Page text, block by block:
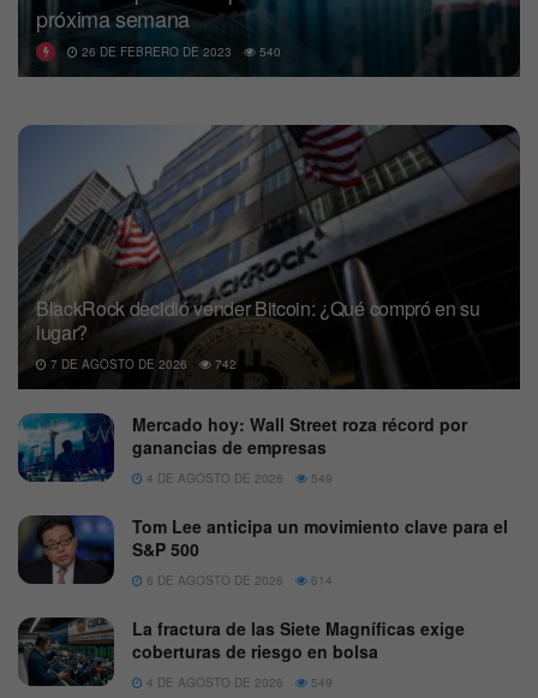
próxima semana
26 DE FEBRERO DE 2023 540
BlackRock decidió vender Bitcoin: ¿Qué compró en su
lugar?
7 DE AGOSTO DE 2026 742
Mercado hoy: Wall Street roza récord por
ganancias de empresas
4 DE AGOSTO DE 2026 549
Tom Lee anticipa un movimiento clave para el
S&P 500
6 DE AGOSTO DE 2026 614
La fractura de las Siete Magníficas exige
coberturas de riesgo en bolsa
4 DE AGOSTO DE 2026 549